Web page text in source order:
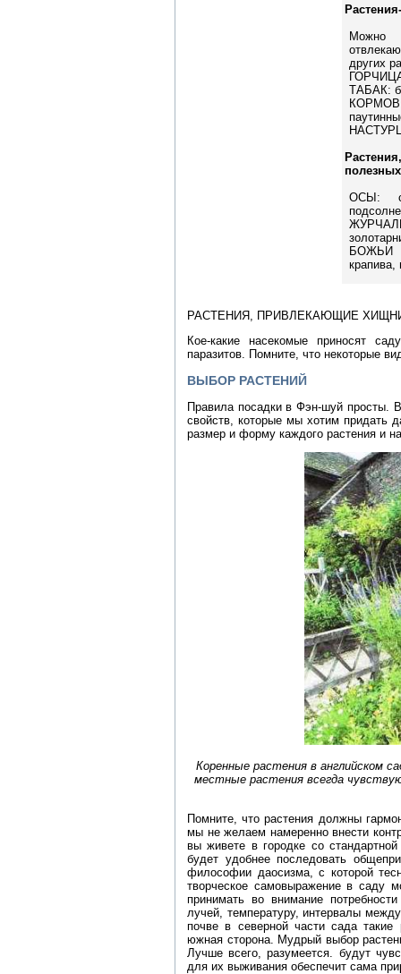
Можно
других
ТАБАК:
ОСЫ:
БОЖЬИ
крапива,
РАСТЕНИЯ, ПРИВЛЕКАЮЩИЕ
Кое-какие насекомые приносят
паразитов. Помните, что некоторые
ВЫБОР РАСТЕНИЙ
Правила посадки в Фэн-шуй просты.
свойств, которые мы хотим придать
размер и форму каждого растения и
Коренные растения в английском
местные растения всегда
Помните, что растения должны
мы не желаем намеренно внести
вы живете в городке со
будет удобнее последовать
философии даосизма, с которой
творческое самовыражение в саду
принимать во внимание
лучей, температуру, интервалы
почве в северной части сада
южная сторона. Мудрый выбор
Лучше всего, разумеется. будут
для их выживания обеспечит сама